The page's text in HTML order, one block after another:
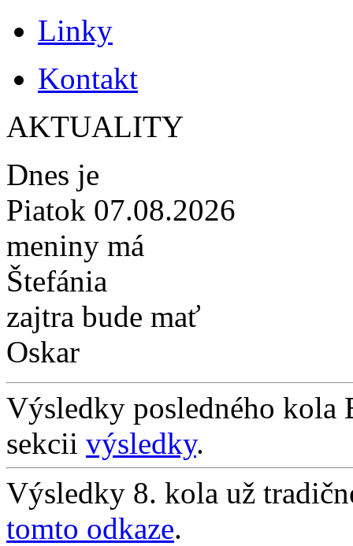
Linky
Kontakt
AKTUALITY
Dnes je
Piatok 07.08.2026
meniny má
Štefánia
zajtra bude mať
Oskar
Výsledky posledného kola
sekcii výsledky.
Výsledky 8. kola už
tomto odkaze.